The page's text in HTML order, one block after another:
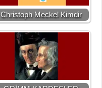
Christoph Meckel Kimdir